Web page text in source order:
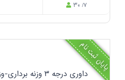
۳۰ /۷
پایان ثبت نام